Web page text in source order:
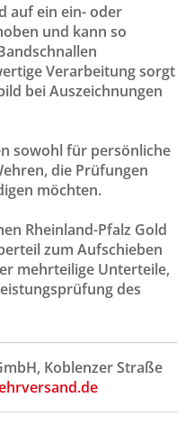
auf ein ein- oder
und kann so
Verarbeitung sorgt
bei Auszeichnungen
sowohl für persönliche
die Prüfungen
möchten.
Rheinland-Pfalz Gold
zum Aufschieben
mehrteilige Unterteile,
des
Koblenzer Straße